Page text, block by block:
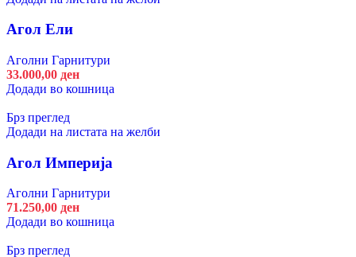
Агол Ели
Аголни Гарнитури
33.000,00 ден
Додади во кошница
Брз преглед
Додади на листата на желби
Агол Империја
Аголни Гарнитури
71.250,00 ден
Додади во кошница
Брз преглед